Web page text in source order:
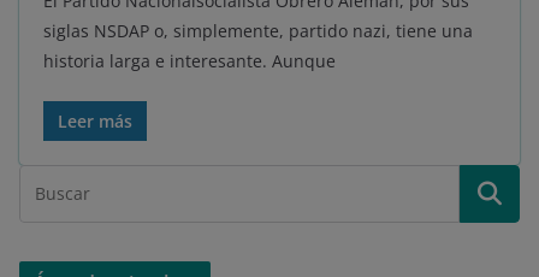
siglas NSDAP o, simplemente, partido nazi, tiene una
historia larga e interesante. Aunque
Leer más